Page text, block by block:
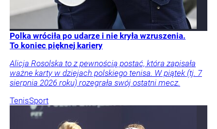
Polka wróciła po udarze i nie kryła wzruszenia.
To koniec pięknej kariery
Alicja Rosolska to z pewnością postać, która zapisała
ważne karty w dziejach polskiego tenisa. W piątek (tj. 7
sierpnia 2026 roku) rozegrała swój ostatni mecz.
TenisSport